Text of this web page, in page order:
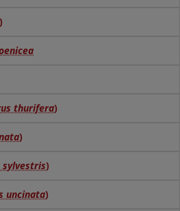
)
thurifera)
)
sylvestris)
uncinata)